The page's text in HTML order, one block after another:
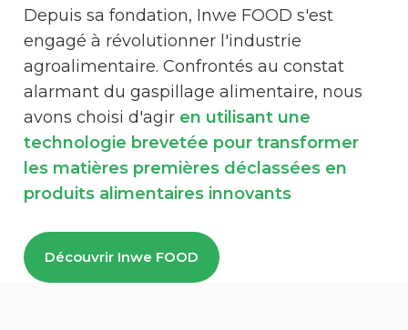
Depuis sa fondation, Inwe FOOD s'est
engagé à révolutionner l'industrie
agroalimentaire. Confrontés au constat
alarmant du gaspillage alimentaire, nous
avons choisi d'agir en utilisant une
technologie brevetée pour transformer
les matières premières déclassées en
produits alimentaires innovants
Découvrir Inwe FOOD